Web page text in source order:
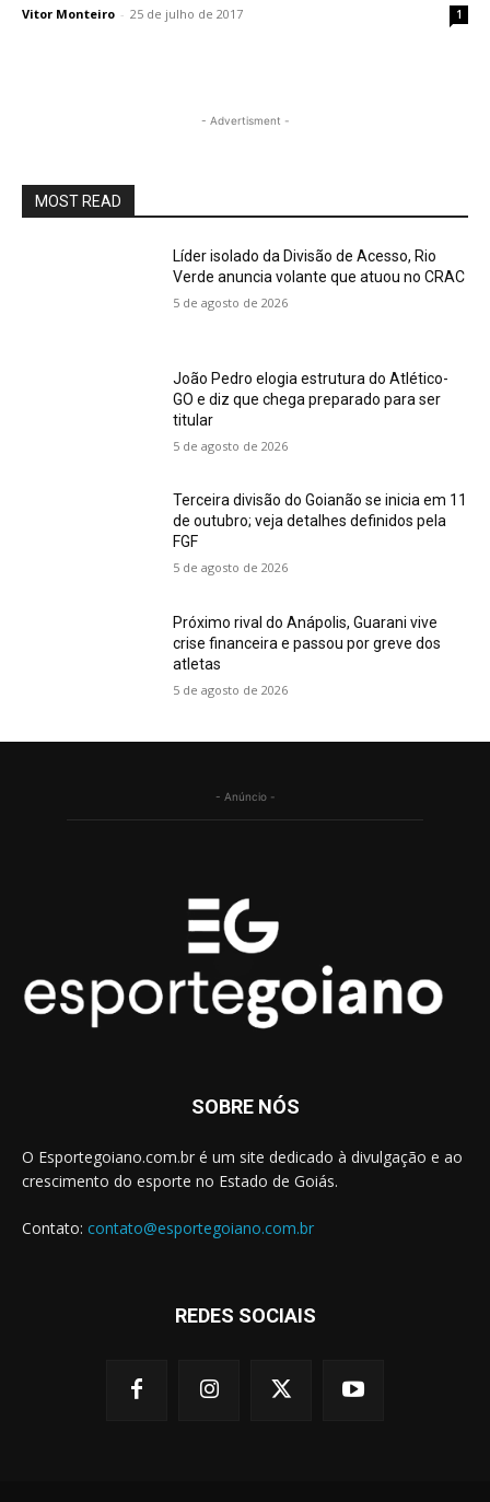
Vitor Monteiro - 25 de julho de 2017 1
- Advertisment -
MOST READ
Líder isolado da Divisão de Acesso, Rio
Verde anuncia volante que atuou no CRAC
5 de agosto de 2026
João Pedro elogia estrutura do Atlético-
GO e diz que chega preparado para ser
titular
5 de agosto de 2026
Terceira divisão do Goianão se inicia em 11
de outubro; veja detalhes definidos pela
FGF
5 de agosto de 2026
Próximo rival do Anápolis, Guarani vive
crise financeira e passou por greve dos
atletas
5 de agosto de 2026
- Anúncio -
SOBRE NÓS
O Esportegoiano.com.br é um site dedicado à divulgação e ao
crescimento do esporte no Estado de Goiás.
Contato: contato@esportegoiano.com.br
REDES SOCIAIS